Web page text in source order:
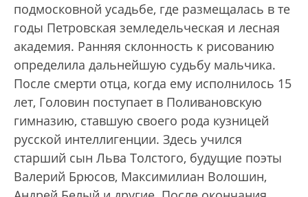
подмосковной усадьбе, где размещалась в те
годы Петровская земледельческая и лесная
академия. Ранняя склонность к рисованию
определила дальнейшую судьбу мальчика.
После смерти отца, когда ему исполнилось 15
лет, Головин поступает в Поливановскую
гимназию, ставшую своего рода кузницей
русской интеллигенции. Здесь учился
старший сын Льва Толстого, будущие поэты
Валерий Брюсов, Максимилиан Волошин,